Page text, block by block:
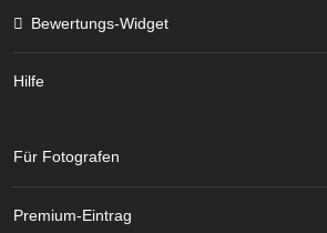
Bewertungs-Widget
Hilfe
Für Fotografen
Premium-Eintrag